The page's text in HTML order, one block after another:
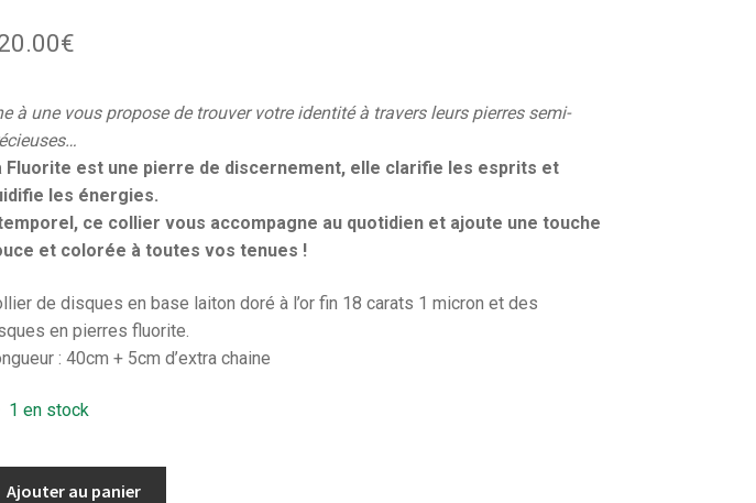
€
à une vous propose de trouver votre identité à travers leurs pierres semi-
Fluorite est une pierre de discernement, elle clarifie les esprits et
les énergies.
ce collier vous accompagne au quotidien et ajoute une touche
et colorée à toutes vos tenues !
de disques en base laiton doré à l’or fin 18 carats 1 micron et des
en pierres fluorite.
: 40cm + 5cm d’extra chaine
1 en stock
Ajouter au panier